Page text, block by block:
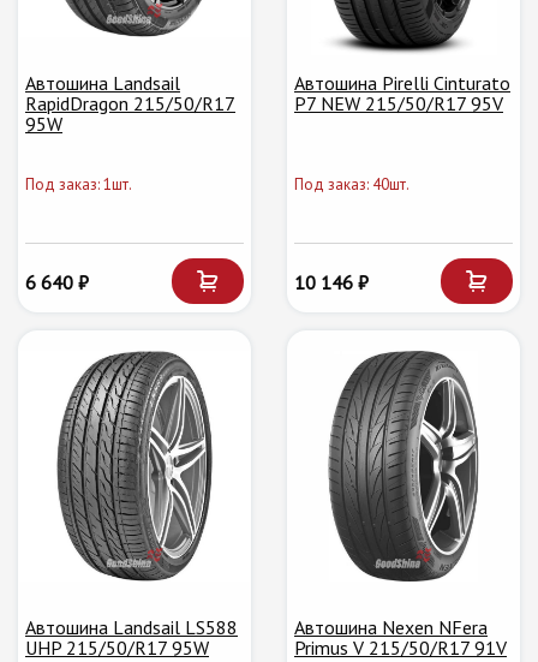
Автошина Landsail
RapidDragon 215/50/R17
95W
Под заказ: 1шт.
6 640 ₽
Автошина Pirelli Cinturato
P7 NEW 215/50/R17 95V
Под заказ: 40шт.
10 146 ₽
Автошина Landsail LS588
UHP 215/50/R17 95W
Автошина Nexen NFera
Primus V 215/50/R17 91V